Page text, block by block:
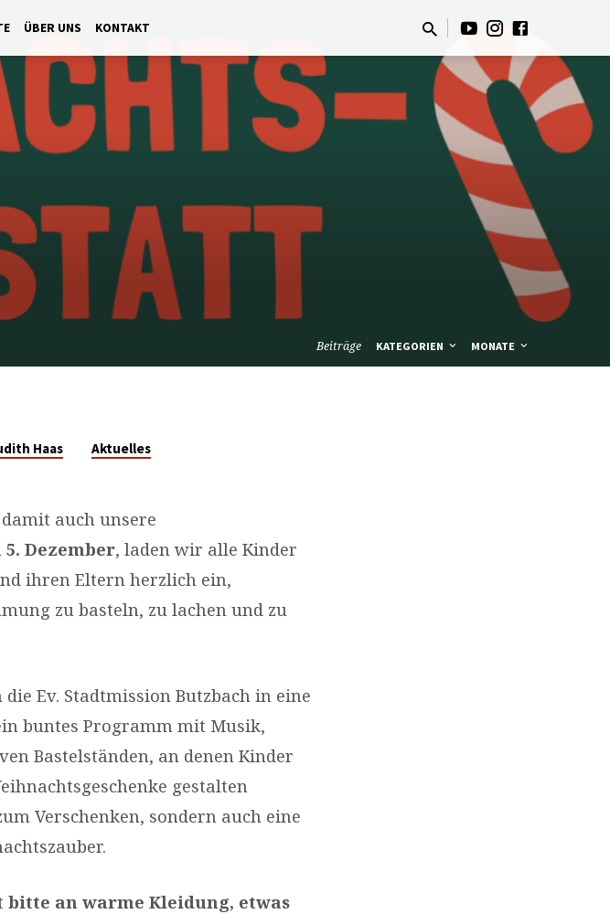
ÜBER UNS KONTAKT
Beiträge KATEGORIEN MONATE
Haas Aktuelles
auch unsere
Dezember, laden wir alle Kinder
ihren Eltern herzlich ein,
zu basteln, zu lachen und zu
Ev. Stadtmission Butzbach in eine
buntes Programm mit Musik,
Bastelständen, an denen Kinder
gestalten
Verschenken, sondern auch eine
an warme Kleidung, etwas